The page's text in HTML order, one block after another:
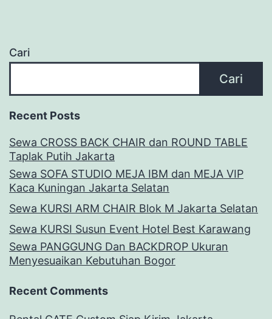
Cari
Cari
Recent Posts
Sewa CROSS BACK CHAIR dan ROUND TABLE
Taplak Putih Jakarta
Sewa SOFA STUDIO MEJA IBM dan MEJA VIP
Kaca Kuningan Jakarta Selatan
Sewa KURSI ARM CHAIR Blok M Jakarta Selatan
Sewa KURSI Susun Event Hotel Best Karawang
Sewa PANGGUNG Dan BACKDROP Ukuran
Menyesuaikan Kebutuhan Bogor
Recent Comments